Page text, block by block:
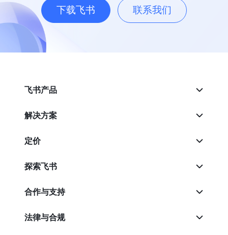
下载飞书 联系我们
飞书产品
解决方案
定价
探索飞书
合作与支持
法律与合规